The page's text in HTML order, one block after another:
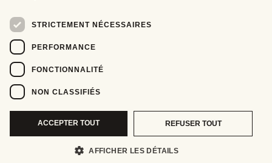
STRICTEMENT NÉCESSAIRES
PERFORMANCE
FONCTIONNALITÉ
NON CLASSIFIÉS
ACCEPTER TOUT REFUSER TOUT
AFFICHER LES DÉTAILS